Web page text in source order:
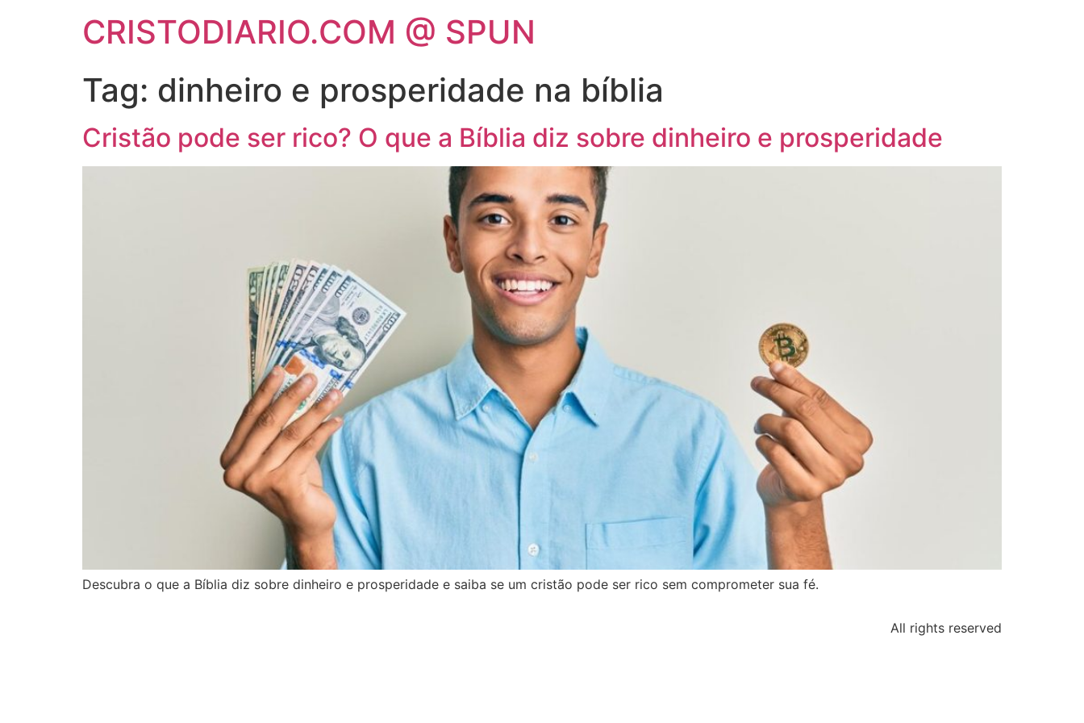
CRISTODIARIO.COM @ SPUN
Tag: dinheiro e prosperidade na bíblia
Cristão pode ser rico? O que a Bíblia diz sobre dinheiro e prosperidade
Descubra o que a Bíblia diz sobre dinheiro e prosperidade e saiba se um cristão pode ser rico sem comprometer sua fé.
All rights reserved